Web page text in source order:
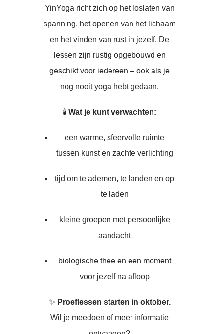
YinYoga richt zich op het loslaten van
spanning, het openen van het lichaam
en het vinden van rust in jezelf. De
lessen zijn rustig opgebouwd en
geschikt voor iedereen – ook als je
nog nooit yoga hebt gedaan.
🕯️ Wat je kunt verwachten:
een warme, sfeervolle ruimte
tussen kunst en zachte verlichting
tijd om te ademen, te landen en op
te laden
kleine groepen met persoonlijke
aandacht
biologische thee en een moment
voor jezelf na afloop
✨ Proeflessen starten in oktober.
Wil je meedoen of meer informatie